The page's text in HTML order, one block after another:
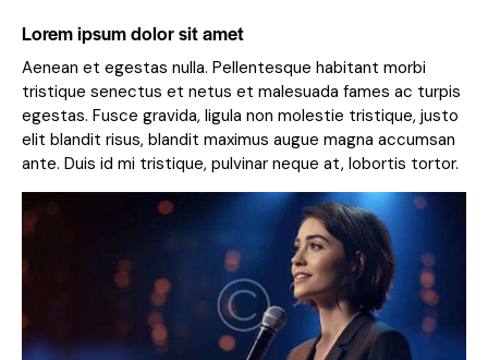
Lorem ipsum dolor sit amet
Aenean et egestas nulla. Pellentesque habitant morbi
tristique senectus et netus et malesuada fames ac turpis
egestas. Fusce gravida, ligula non molestie tristique, justo
elit blandit risus, blandit maximus augue magna accumsan
ante. Duis id mi tristique, pulvinar neque at, lobortis tortor.